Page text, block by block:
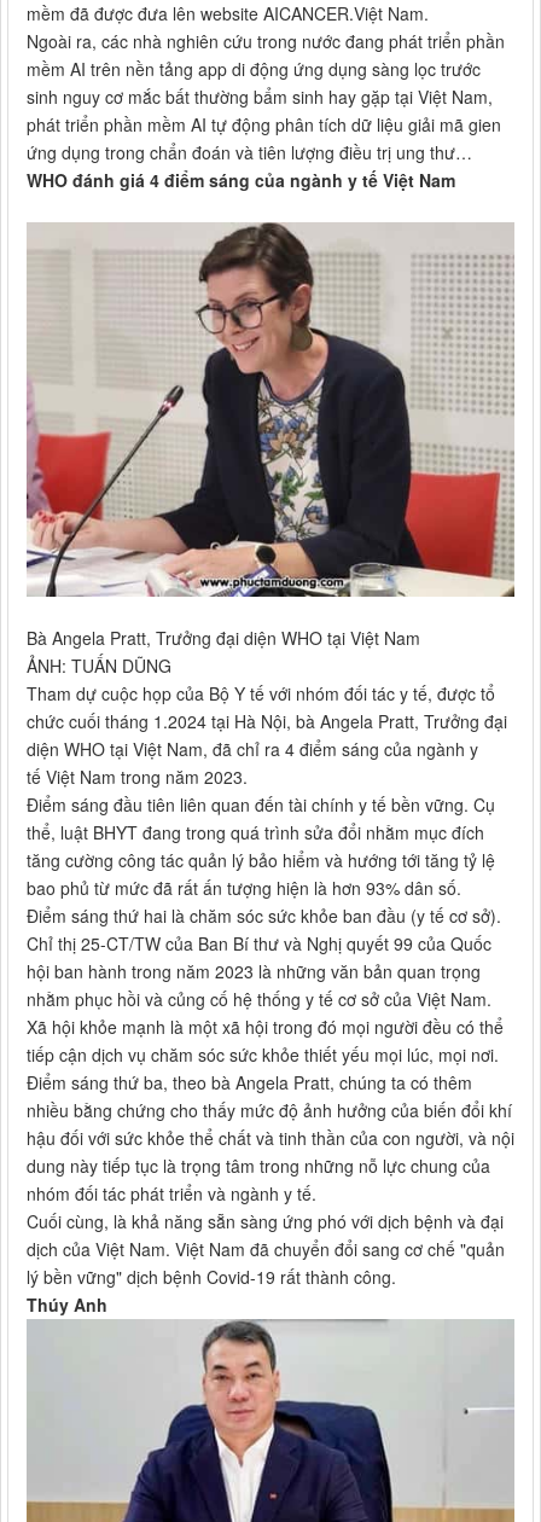
mềm đã được đưa lên website AICANCER.Việt Nam.
Ngoài ra, các nhà nghiên cứu trong nước đang phát triển phần
mềm AI trên nền tảng app di động ứng dụng sàng lọc trước
sinh nguy cơ mắc bất thường bẩm sinh hay gặp tại Việt Nam,
phát triển phần mềm AI tự động phân tích dữ liệu giải mã gien
ứng dụng trong chẩn đoán và tiên lượng điều trị ung thư…
WHO đánh giá 4 điểm sáng của ngành y tế Việt Nam
Bà Angela Pratt, Trưởng đại diện WHO tại Việt Nam
ẢNH: TUẤN DŨNG
Tham dự cuộc họp của Bộ Y tế với nhóm đối tác y tế, được tổ
chức cuối tháng 1.2024 tại Hà Nội, bà Angela Pratt, Trưởng đại
diện WHO tại Việt Nam, đã chỉ ra 4 điểm sáng của ngành y
tế Việt Nam trong năm 2023.
Điểm sáng đầu tiên liên quan đến tài chính y tế bền vững. Cụ
thể, luật BHYT đang trong quá trình sửa đổi nhằm mục đích
tăng cường công tác quản lý bảo hiểm và hướng tới tăng tỷ lệ
bao phủ từ mức đã rất ấn tượng hiện là hơn 93% dân số.
Điểm sáng thứ hai là chăm sóc sức khỏe ban đầu (y tế cơ sở).
Chỉ thị 25-CT/TW của Ban Bí thư và Nghị quyết 99 của Quốc
hội ban hành trong năm 2023 là những văn bản quan trọng
nhằm phục hồi và củng cố hệ thống y tế cơ sở của Việt Nam.
Xã hội khỏe mạnh là một xã hội trong đó mọi người đều có thể
tiếp cận dịch vụ chăm sóc sức khỏe thiết yếu mọi lúc, mọi nơi.
Điểm sáng thứ ba, theo bà Angela Pratt, chúng ta có thêm
nhiều bằng chứng cho thấy mức độ ảnh hưởng của biến đổi khí
hậu đối với sức khỏe thể chất và tinh thần của con người, và nội
dung này tiếp tục là trọng tâm trong những nỗ lực chung của
nhóm đối tác phát triển và ngành y tế.
Cuối cùng, là khả năng sẵn sàng ứng phó với dịch bệnh và đại
dịch của Việt Nam. Việt Nam đã chuyển đổi sang cơ chế "quản
lý bền vững" dịch bệnh Covid-19 rất thành công.
Thúy Anh